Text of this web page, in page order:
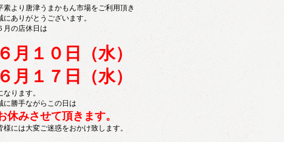
素より唐津うまかもん市場をご利用頂き
にありがとうございます。
月の店休日は
６月１０日（水）
６月１７日（水）
なります。
に勝手ながらこの日は
休みさせて頂きます。
様には大変ご迷惑をおかけ致します。